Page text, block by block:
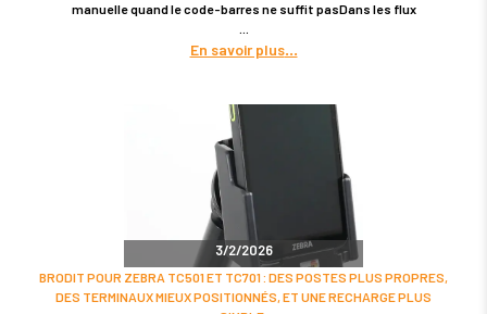
manuelle quand le code-barres ne suffit pasDans les flux
En savoir plus
3/2/2026
BRODIT POUR ZEBRA TC501 ET TC701 : DES POSTES PLUS PROPRES,
DES TERMINAUX MIEUX POSITIONNÉS, ET UNE RECHARGE PLUS